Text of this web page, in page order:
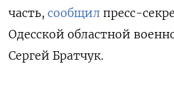
часть, сообщил пресс-
Одесской областной
Сергей Братчук.